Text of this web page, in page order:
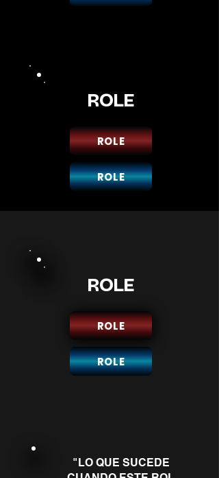
ROLE
ROLE
ROLE
ROLE
ROLE
ROLE
"LO QUE SUCEDE